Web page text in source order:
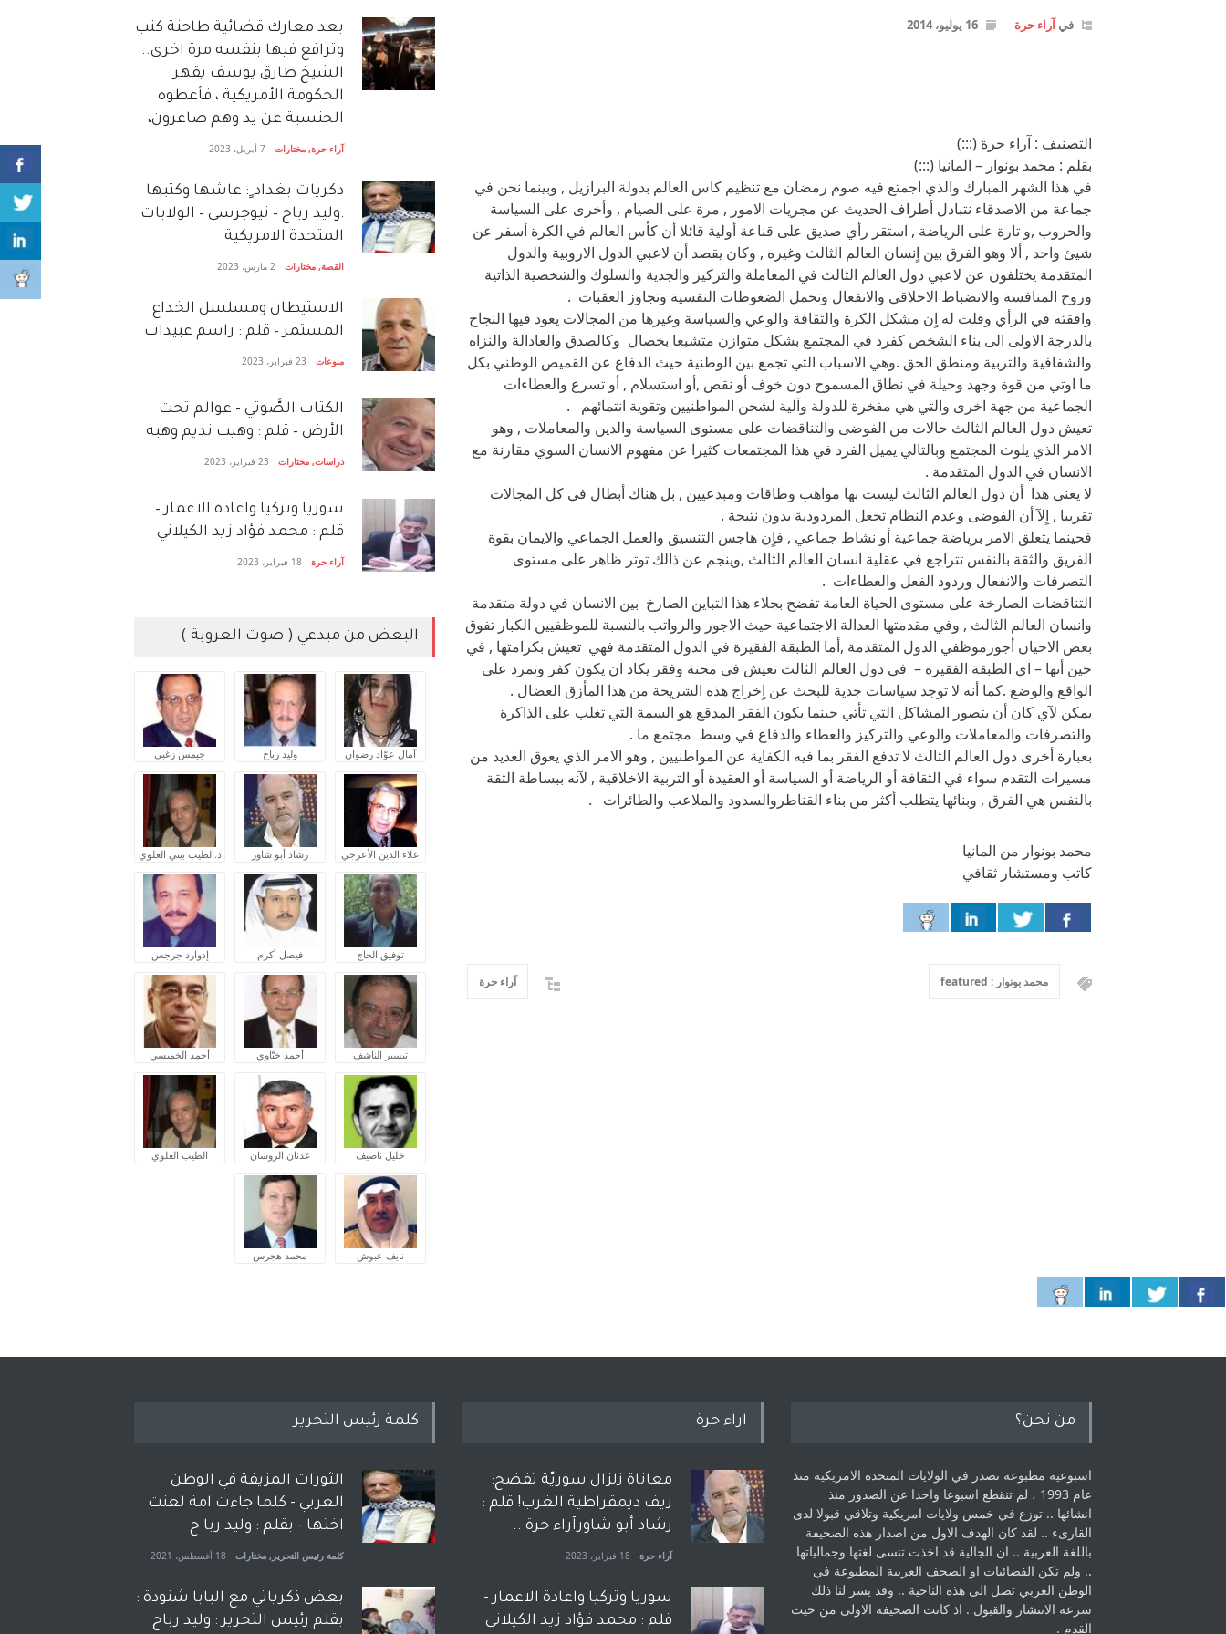
فيآراء حرة 16 يوليو، 2014
التصنيف : آراء حرة (:::)
بقلم : محمد بونوار – المانيا (:::)
في هذا الشهر المبارك والذي اجمتع فيه صوم رمضان مع تنظيم كاس العالم بدولة البرازيل , وبينما نحن في
جماعة من الاصدقاء نتبادل أطراف الحديث عن مجريات الامور , مرة على الصيام , وأخرى على السياسة
والحروب ,و تارة على الرياضة , استقر رأي صديق على قناعة أولية قائلا أن كأس العالم في الكرة أسفر عن
شيئ واحد , ألا وهو الفرق بين اٍنسان العالم الثالث وغيره , وكان يقصد أن لاعبي الدول الاروبية والدول
المتقدمة يختلفون عن لاعبي دول العالم الثالث في المعاملة والتركيز والجدية والسلوك والشخصية الذاتية
وروح المنافسة والانضباط الاخلاقي والانفعال وتحمل الضغوطات النفسية وتجاوز العقبات .
وافقته في الرأي وقلت له اٍن مشكل الكرة والثقافة والوعي والسياسة وغيرها من المجالات يعود فيها النجاح
بالدرجة الاولى الى بناء الشخص كفرد في المجتمع بشكل متوازن متشبعا بخصال وكالصدق والعادالة والنزاه
والشفافية والتربية ومنطق الحق .وهي الاسباب التي تجمع بين الوطنية حيث الدفاع عن القميص الوطني بكل
ما اوتي من قوة وجهد وحيلة في نطاق المسموح دون خوف أو نقص ,أو استسلام , أو تسرع والعطاءات
الجماعية من جهة اخرى والتي هي مفخرة للدولة وآلية لشحن المواطنيين وتقوية انتمائهم .
تعيش دول العالم الثالث حالات من الفوضى والتناقضات على مستوى السياسة والدين والمعاملات , وهو
الامر الذي يلوث المجتمع وبالتالي يميل الفرد في هذا المجتمعات كثيرا عن مفهوم الانسان السوي مقارنة مع
الانسان في الدول المتقدمة .
لا يعني هذا أن دول العالم الثالث ليست بها مواهب وطاقات ومبدعيين , بل هناك أبطال في كل المجالات
تقريبا , اٍلآ أن الفوضى وعدم النظام تجعل المردودية بدون نتيجة .
فحينما يتعلق الامر برياضة جماعية أو نشاط جماعي , فاٍن هاجس التنسيق والعمل الجماعي والايمان بقوة
الفريق والثقة بالنفس تتراجع في عقلية انسان العالم الثالث ,وينجم عن ذالك توتر ظاهر على مستوى
التصرفات والانفعال وردود الفعل والعطاءات .
التناقضات الصارخة على مستوى الحياة العامة تفضح بجلاء هذا التباين الصارخ بين الانسان في دولة متقدمة
وانسان العالم الثالث , وفي مقدمتها العدالة الاجتماعية حيث الاجور والرواتب بالنسبة للموظفيين الكبار تفوق
بعض الاحيان أجورموظفي الدول المتقدمة ,أما الطبقة الفقيرة في الدول المتقدمة فهي تعيش بكرامتها , في
حين أنها – اي الطبقة الفقيرة – في دول العالم الثالث تعيش في محنة وفقر يكاد ان يكون كفر وتمرد على
الواقع والوضع .كما أنه لا توجد سياسات جدية للبحث عن اٍخراج هذه الشريحة من هذا المأزق العضال .
يمكن لآي كان أن يتصور المشاكل التي تأتي حينما يكون الفقر المدقع هو السمة التي تغلب على الذاكرة
والتصرفات والمعاملات والوعي والتركيز والعطاء والدفاع في وسط مجتمع ما .
بعبارة أخرى دول العالم الثالث لا تدفع الفقر بما فيه الكفاية عن المواطنيين , وهو الامر الذي يعوق العديد من
مسيرات التقدم سواء في الثقافة أو الرياضة أو السياسة أو العقيدة أو التربية الاخلاقية , لآنه ببساطة الثقة
بالنفس هي الفرق , وبنائها يتطلب أكثر من بناء القناطروالسدود والملاعب والطائرات .
محمد بونوار من المانيا
كاتب ومستشار ثقافي
محمد بونوار : featured آراء حرة
بعد معارك قضائية طاحنة كتب
وترافع فيها بنفسه مرة اخرى..
الشيخ طارق يوسف يقهر
الحكومة الأمريكية ، فأعطوه
الجنسية عن يد وهم صاغرون،
آراء حرة, مختارات 7 أبريل، 2023
دكريات بغداد ٍ: عاشها وكتبها
:وليد رباح – نيوجرسي – الولايات
المتحدة الامريكية
القصة, مختارات 2 مارس، 2023
الاستيطان ومسلسل الخداع
المستمر – قلم : راسم عبيدات
منوعات 23 فبراير، 2023
الكتاب الصَّوتي – عوالم تحت
الأرض – قلم : وهيب نديم وهبه
دراسات, مختارات 23 فبراير، 2023
سوريا وتركيا واعادة الاعمار –
قلم : محمد فؤاد زيد الكيلاني
آراء حرة 18 فبراير، 2023
البعض من مبدعي ( صوت العروبة )
آمال عوّاد رضوان وليد رباح جيمس زغبي
علاء الدين الأعرجي رشاد أبو شاور د.الطيب بيتي العلوي
توفيق الحاج فيصل أكرم إدوارد جرجس
تيسير الناشف أحمد ختّاوي أحمد الخميسي
خليل ناصيف عدنان الروسان الطيب العلوي
نايف عبوش محمد هجرس
من نحن؟
اسبوعية مطبوعة تصدر في الولايات المتحده الامريكية منذ
عام 1993 ، لم ‏تنقطع اسبوعا واحدا عن الصدور منذ
انشائها .. توزع في خمس ولايات امريكية ‏وتلاقي قبولا لدى
القارىء ..‏ لقد كان الهدف الاول من اصدار هذه الصحيفة
باللغة العربية .. ان الجالية قد اخذت ‏تنسى لغتها وجمالياتها
.. ولم تكن الفضائيات او الصحف العربية المطبوعة في
الوطن ‏العربي تصل الى هذه الناحية .. وقد يسر لنا ذلك
سرعة الانتشار والقبول . اذ كانت ‏الصحيفة الاولى من حيث
القدم . ‏
اراء حرة
معاناة زلزال سوريّة تفضح:
زيف ديمقراطية الغرب! قلم :
رشاد أبو شاورآراء حرة ..
آراء حرة 18 فبراير، 2023
سوريا وتركيا واعادة الاعمار -
قلم : محمد فؤاد زيد الكيلاني
كلمة رئيس التحرير
الثورات المزيفة في الوطن
العربي - كلما جاءت امة لعنت
اختها - بقلم : وليد ربا ح
كلمة رئيس التحرير , مختارات 18 أغسطس، 2021
بعض ذكرياتي مع البابا شنودة :
بقلم رئيس التحرير : وليد رباح